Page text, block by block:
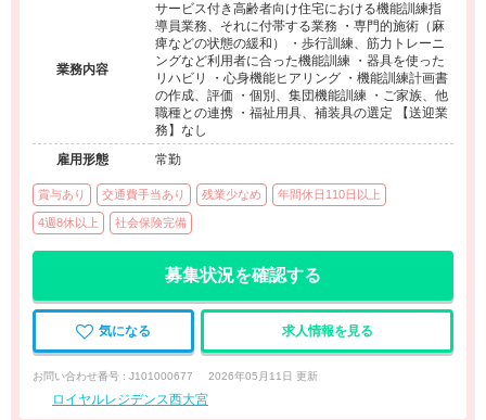
業務内容
サービス付き高齢者向け住宅における機能訓練指
導員業務、それに付帯する業務 ・専門的施術（麻
痺などの状態の緩和） ・歩行訓練、筋力トレーニ
ングなど利用者に合った機能訓練 ・器具を使った
リハビリ ・心身機能ヒアリング ・機能訓練計画書
の作成、評価 ・個別、集団機能訓練 ・ご家族、他
職種との連携 ・福祉用具、補装具の選定 【送迎業
務】なし
雇用形態
常勤
賞与あり 交通費手当あり 残業少なめ 年間休日110日以上
4週8休以上 社会保険完備
募集状況を確認する
気になる 求人情報を見る
お問い合わせ番号 : J101000677 2026年05月11日 更新
ロイヤルレジデンス西大宮